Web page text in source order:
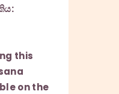
this
on the